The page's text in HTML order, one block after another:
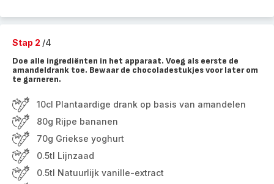
Stap 2 /4
Doe alle ingrediënten in het apparaat. Voeg als eerste de
amandeldrank toe. Bewaar de chocoladestukjes voor later om
te garneren.
10cl Plantaardige drank op basis van amandelen
80g Rijpe bananen
70g Griekse yoghurt
0.5tl Lijnzaad
0.5tl Natuurlijk vanille-extract